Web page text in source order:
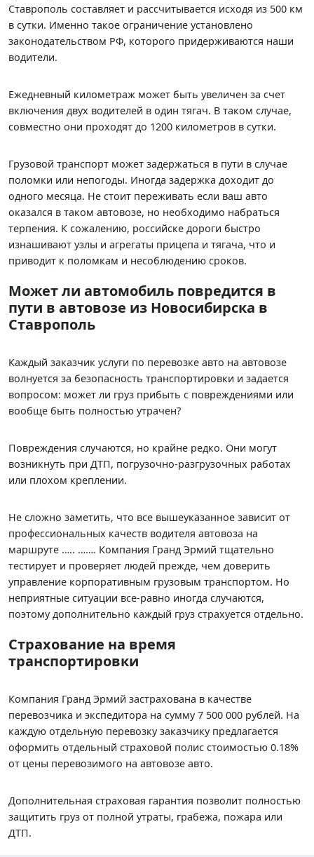
Ставрополь составляет и рассчитывается исходя из 500 км
в сутки. Именно такое ограничение установлено
законодательством РФ, которого придерживаются наши
водители.
Ежедневный километраж может быть увеличен за счет
включения двух водителей в один тягач. В таком случае,
совместно они проходят до 1200 километров в сутки.
Грузовой транспорт может задержаться в пути в случае
поломки или непогоды. Иногда задержка доходит до
одного месяца. Не стоит переживать если ваш авто
оказался в таком автовозе, но необходимо набраться
терпения. К сожалению, российске дороги быстро
изнашивают узлы и агрегаты прицепа и тягача, что и
приводит к поломкам и несоблюдению сроков.
Может ли автомобиль повредится в
пути в автовозе из Новосибирска в
Ставрополь
Каждый заказчик услуги по перевозке авто на автовозе
волнуется за безопасность транспортировки и задается
вопросом: может ли груз прибыть с повреждениями или
вообще быть полностью утрачен?
Повреждения случаются, но крайне редко. Они могут
возникнуть при ДТП, погрузочно-разгрузочных работах
или плохом креплении.
Не сложно заметить, что все вышеуказанное зависит от
профессиональных качеств водителя автовоза на
маршруте ….. ……. Компания Гранд Эрмий тщательно
тестирует и проверяет людей прежде, чем доверить
управление корпоративным грузовым транспортом. Но
неприятные ситуации все-равно иногда случаются,
поэтому дополнительно каждый груз страхуется отдельно.
Страхование на время
транспортировки
Компания Гранд Эрмий застрахована в качестве
перевозчика и экспедитора на сумму 7 500 000 рублей. На
каждую отдельную перевозку заказчику предлагается
оформить отдельный страховой полис стоимостью 0.18%
от цены перевозимого на автовозе авто.
Дополнительная страховая гарантия позволит полностью
защитить груз от полной утраты, грабежа, пожара или
ДТП.